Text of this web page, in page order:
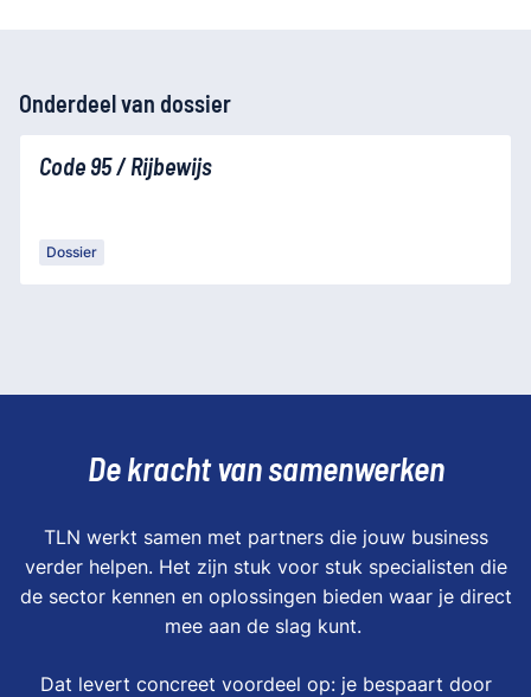
Onderdeel van dossier
Code 95 / Rijbewijs
Dossier
De kracht van samenwerken
TLN werkt samen met partners die jouw business
verder helpen. Het zijn stuk voor stuk specialisten die
de sector kennen en oplossingen bieden waar je direct
mee aan de slag kunt.
Dat levert concreet voordeel op: je bespaart door